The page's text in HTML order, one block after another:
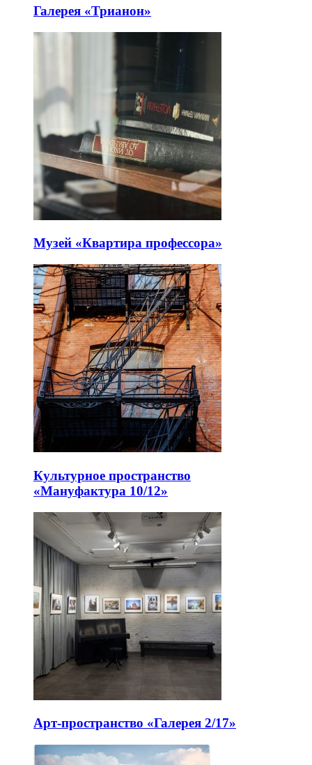
Галерея «Трианон»
Музей «Квартира профессора»
Культурное пространство
«Мануфактура 10/12»
Арт-пространство «Галерея 2/17»